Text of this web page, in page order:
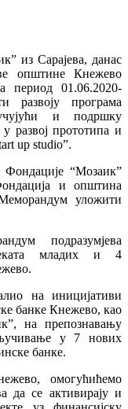
из Сарајева, данас
општине Кнежево
период 01.06.2020-
развоју програма
и подршку
развој прототипа и
up studio”.
“Мозаик”
и општина
уложити
подразумјева
младих и 4
на иницијативи
банке Кнежево, као
на препознавању
у 7 нових
банке.
омогућићемо
да се активирају и